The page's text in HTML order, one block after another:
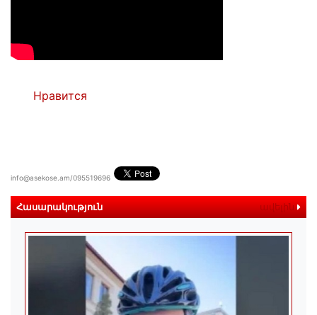
Нравится
info@asekose.am/095519696
Հասարակություն ավելին